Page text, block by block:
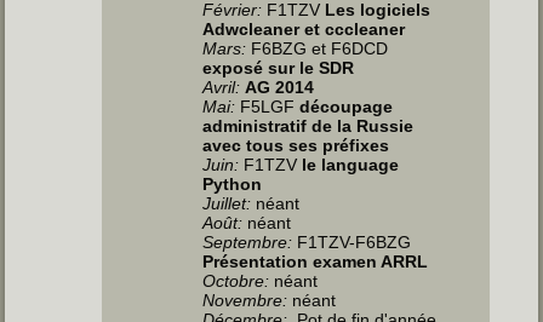
Février: F1TZV Les logiciels
Adwcleaner et cccleaner
Mars: F6BZG et F6DCD
exposé sur le SDR
Avril:AG 2014
Mai: F5LGFdécoupage
administratif de la Russie
avec tous ses préfixes
Juin: F1TZV le language
Python
Juillet: néant
Août: néant
Septembre: F1TZV-F6BZG
Présentation examen ARRL
Octobre: néant
Novembre: néant